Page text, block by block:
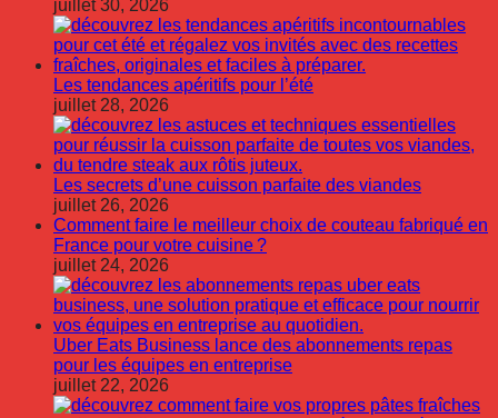
juillet 30, 2026
Les tendances apéritifs pour l’été
juillet 28, 2026
Les secrets d’une cuisson parfaite des viandes
juillet 26, 2026
Comment faire le meilleur choix de couteau fabriqué en
France pour votre cuisine ?
juillet 24, 2026
Uber Eats Business lance des abonnements repas
pour les équipes en entreprise
juillet 22, 2026